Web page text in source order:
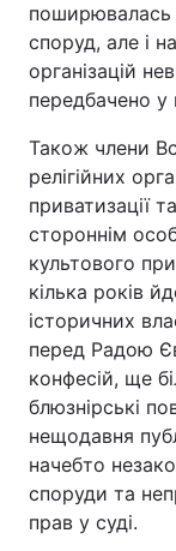
Реклама на
Моніторинг
поширювалась
споруд, але і
організацій
передбачено у
Також члени
релігійних
приватизації
стороннім
культового
кілька років
історичних
перед Радою
конфесій, ще
блюзнірські
нещодавня
начебто
споруди та
прав у суді.